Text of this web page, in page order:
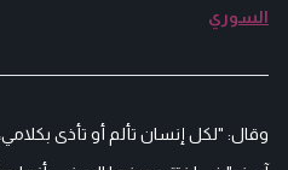
السوري
وقال: "لكل إنسان تألم أو تأذى بكلامي،